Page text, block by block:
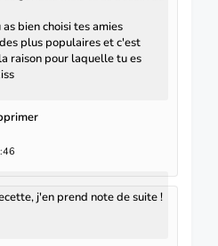
bien choisi tes amies
plus populaires et c'est
raison pour laquelle tu es
j'en prend note de suite !